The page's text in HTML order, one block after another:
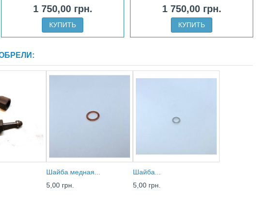
1 750,00 грн.
КУПИТЬ
1 750,00 грн.
КУПИТЬ
Шайба медная...
5,00 грн.
Шайба...
5,00 грн.